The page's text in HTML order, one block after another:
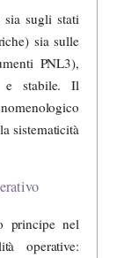
sia sugli stati
sia sulle
PNL3),
e stabile. Il
sistematicità
principe nel
operative: